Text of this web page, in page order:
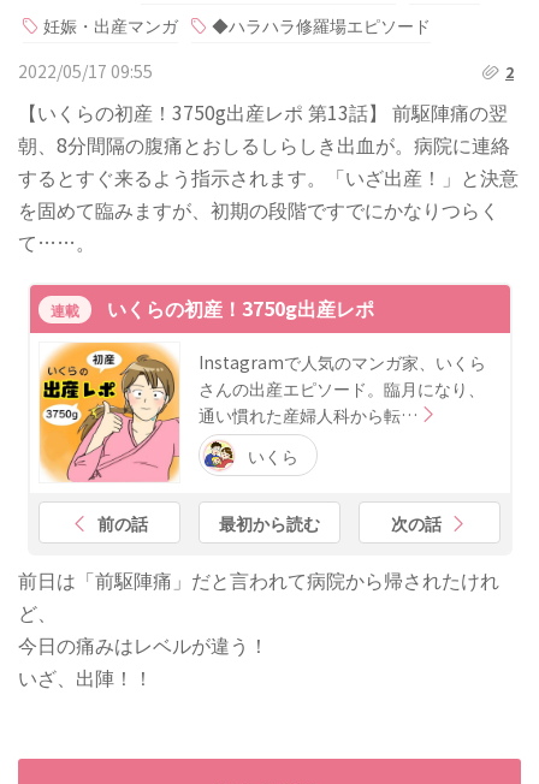
妊娠・出産マンガ
◆ハラハラ修羅場エピソード
2022/05/17 09:55
2
【いくらの初産！3750g出産レポ 第13話】 前駆陣痛の翌
朝、8分間隔の腹痛とおしるしらしき出血が。病院に連絡
するとすぐ来るよう指示されます。「いざ出産！」と決意
を固めて臨みますが、初期の段階ですでにかなりつらく
て……。
連載 いくらの初産！3750g出産レポ
Instagramで人気のマンガ家、いくら
さんの出産エピソード。臨月になり、
通い慣れた産婦人科から転…
いくら
前の話 最初から読む 次の話
前日は「前駆陣痛」だと言われて病院から帰されたけれ
ど、
今日の痛みはレベルが違う！
いざ、出陣！！